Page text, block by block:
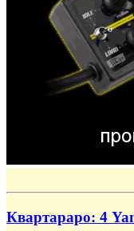
Квартараро: 4